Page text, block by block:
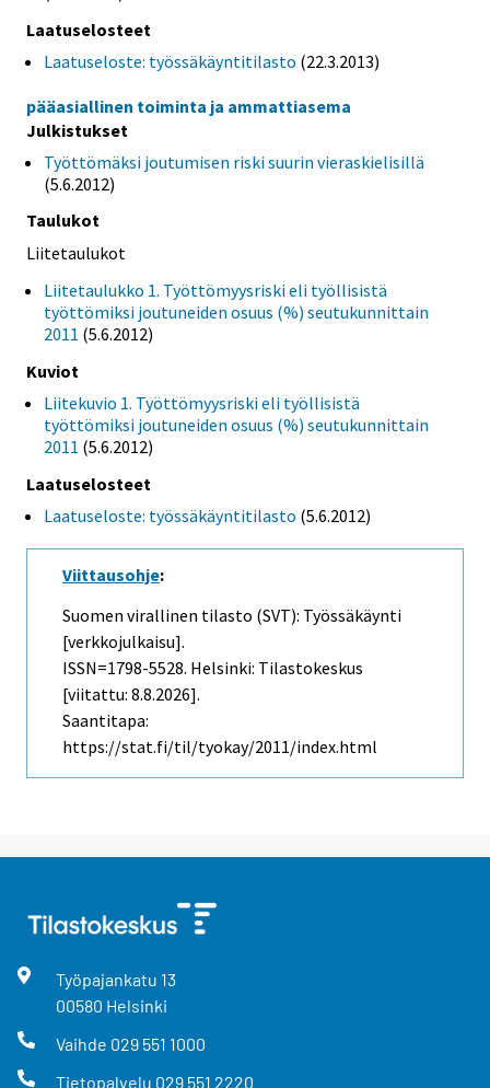
Laatuselosteet
Laatuseloste: työssäkäyntitilasto (22.3.2013)
pääasiallinen toiminta ja ammattiasema
Julkistukset
Työttömäksi joutumisen riski suurin vieraskielisillä
(5.6.2012)
Taulukot
Liitetaulukot
Liitetaulukko 1. Työttömyysriski eli työllisistä
työttömiksi joutuneiden osuus (%) seutukunnittain
2011 (5.6.2012)
Kuviot
Liitekuvio 1. Työttömyysriski eli työllisistä
työttömiksi joutuneiden osuus (%) seutukunnittain
2011 (5.6.2012)
Laatuselosteet
Laatuseloste: työssäkäyntitilasto (5.6.2012)
Viittausohje:
Suomen virallinen tilasto (SVT): Työssäkäynti
[verkkojulkaisu].
ISSN=1798-5528. Helsinki: Tilastokeskus
[viitattu: 8.8.2026].
Saantitapa:
https://stat.fi/til/tyokay/2011/index.html
Työpajankatu 13
00580 Helsinki
Vaihde 029 551 1000
Tietopalvelu 029 551 2220